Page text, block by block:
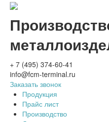
+ 7 (495) 374-60-41
info@fcm-terminal.ru
Заказать звонок
Продукция
Прайс лист
Производство